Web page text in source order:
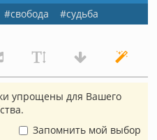
свобода судьба
упрощены для Вашего
Запомнить мой выбор